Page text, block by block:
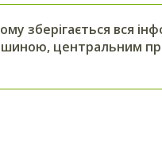
зберігається вся
шиною, центральним